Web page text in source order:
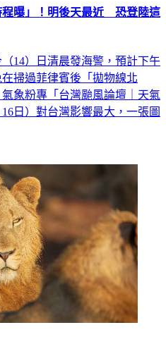
程曝」！明後天最近 恐登陸這
14）日清晨發海警，預計下午
掃過菲律賓後「拋物線北
象粉專「台灣颱風論壇｜天氣
日）對台灣影響最大，一張圖